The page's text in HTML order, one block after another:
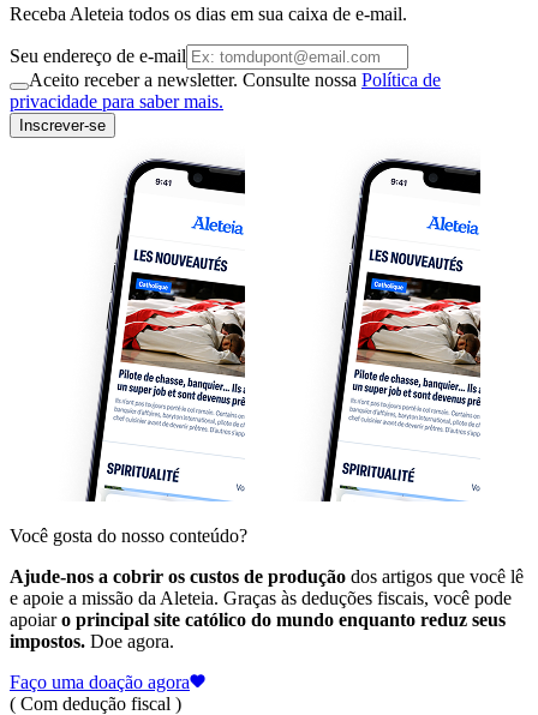
Receba Aleteia todos os dias em sua caixa de e-mail.
Seu endereço de e-mail
Aceito receber a newsletter. Consulte nossa Política de
privacidade para saber mais.
Inscrever-se
Você gosta do nosso conteúdo?
Ajude-nos a cobrir os custos de produção dos artigos que você lê
e apoie a missão da Aleteia. Graças às deduções fiscais, você pode
apoiaro principal site católico do mundo enquanto reduz seus
impostos. Doe agora.
Faço uma doação agora
( Com dedução fiscal )